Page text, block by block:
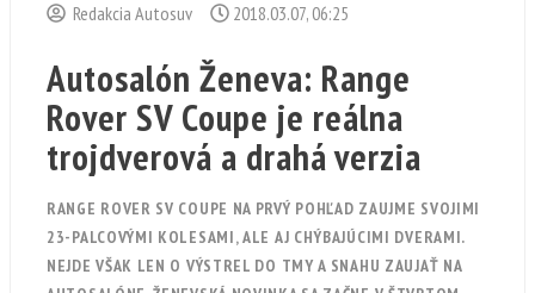
Redakcia Autosuv 2018.03.07, 06:25
Autosalón Ženeva: Range
Rover SV Coupe je reálna
trojdverová a drahá verzia
RANGE ROVER SV COUPE NA PRVÝ POHĽAD ZAUJME SVOJIMI
23-PALCOVÝMI KOLESAMI, ALE AJ CHÝBAJÚCIMI DVERAMI.
NEJDE VŠAK LEN O VÝSTREL DO TMY A SNAHU ZAUJAŤ NA